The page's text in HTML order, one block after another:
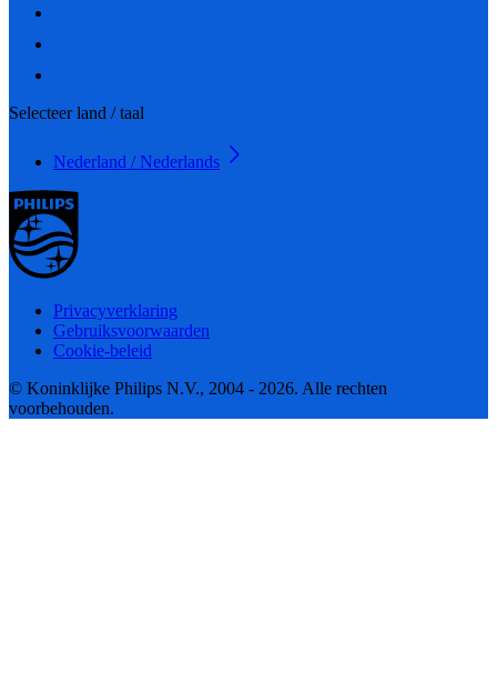
Selecteer land / taal
Nederland / Nederlands
Privacyverklaring
Gebruiksvoorwaarden
Cookie-beleid
© Koninklijke Philips N.V., 2004 - 2026. Alle rechten
voorbehouden.